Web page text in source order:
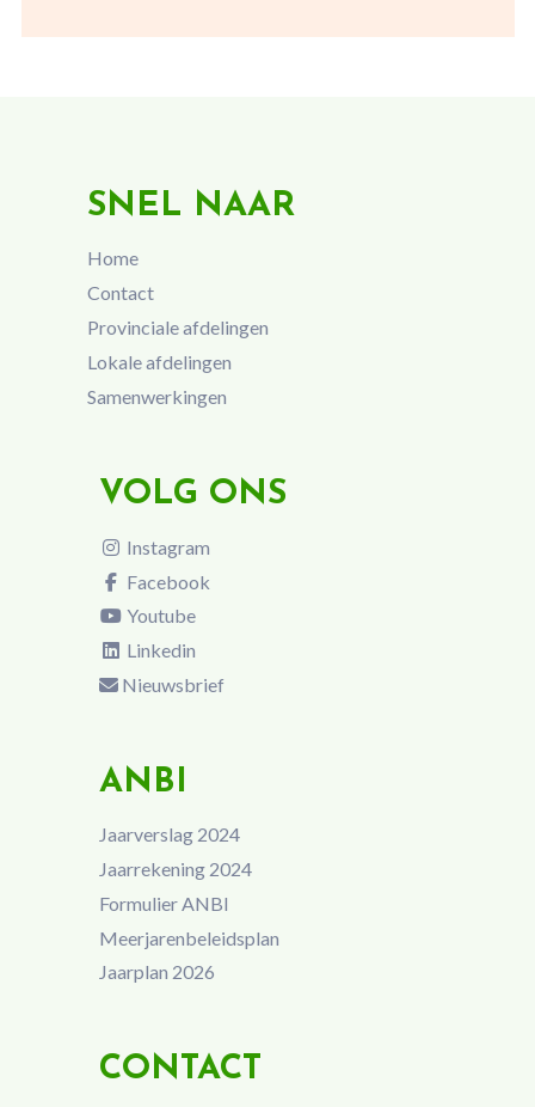
SNEL NAAR
Home
Contact
Provinciale afdelingen
Lokale afdelingen
Samenwerkingen
VOLG ONS
Instagram
Facebook
Youtube
Linkedin
Nieuwsbrief
ANBI
Jaarverslag 2024
Jaarrekening 2024
Formulier ANBI
Meerjarenbeleidsplan
Jaarplan 2026
CONTACT